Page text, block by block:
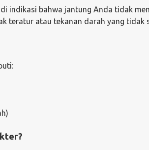
indikasi bahwa jantung Anda tidak
teratur atau tekanan darah yang tidak